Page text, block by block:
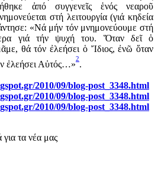
ἀπό συγγενεῖς ἑνός νεαροῦ
στή λειτουργία (γιά κηδεία
«Νά μήν τόν μνημονεύουμε στή
γιά τήν ψυχή του. Ὅταν δεῖ ὁ
θά τόν ἐλεήσει ὁ Ἴδιος, ἐνῶ ὅταν
ἐλεήσει Αὐτός…»
2
.
2010/09/blog-post_3348.html
2010/09/blog-post_3348.html
2010/09/blog-post_3348.html
τα νέα μας